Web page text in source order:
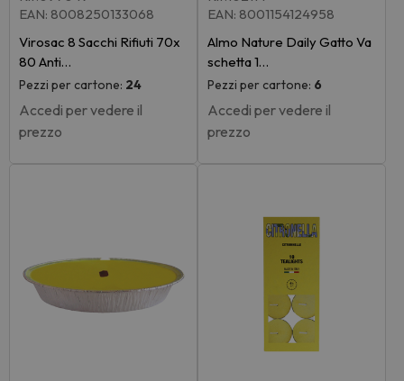
EAN: 8008250133068
Virosac 8 Sacchi Rifiuti 70x
80 Anti…
Pezzi per cartone: 24
Accedi per vedere il
prezzo
EAN: 8001154124958
Almo Nature Daily Gatto Va
schetta 1…
Pezzi per cartone: 6
Accedi per vedere il
prezzo